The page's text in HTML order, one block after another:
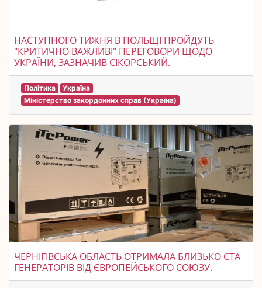
НАСТУПНОГО ТИЖНЯ В ПОЛЬЩІ ПРОЙДУТЬ
"КРИТИЧНО ВАЖЛИВІ" ПЕРЕГОВОРИ ЩОДО
УКРАЇНИ, ЗАЗНАЧИВ СІКОРСЬКИЙ.
Політика
Україна
Міністерство закордонних справ (Україна)
ЧЕРНІГІВСЬКА ОБЛАСТЬ ОТРИМАЛА БЛИЗЬКО СТА
ГЕНЕРАТОРІВ ВІД ЄВРОПЕЙСЬКОГО СОЮЗУ.